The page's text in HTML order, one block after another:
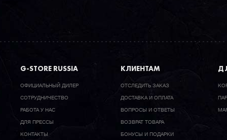
G-STORE RUSSIA
ОФИЦИАЛЬНЫЙ ДИЛЕР
CОТРУДНИЧЕСТВО
РАБОТА У НАС
ДЛЯ ПРЕССЫ
КОНТАКТЫ
КЛИЕНТАМ
ОТСЛЕДИТЬ ЗАКАЗ
ДОСТАВКА И ОПЛАТА
ВОПРОСЫ И ОТВЕТЫ
ВОЗВРАТ ТОВАРА
БОНУСЫ И ПОДАРКИ